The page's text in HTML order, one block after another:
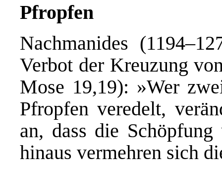
Pfropfen
Nachmanides
Verbot der Kreuzung
Mose 19,19): »Wer
Pfropfen veredelt,
an, dass die
hinaus vermehren sich